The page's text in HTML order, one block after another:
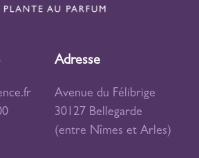
Adresse
Avenue du Félibrige
30127 Bellegarde
(entre Nîmes et Arles)